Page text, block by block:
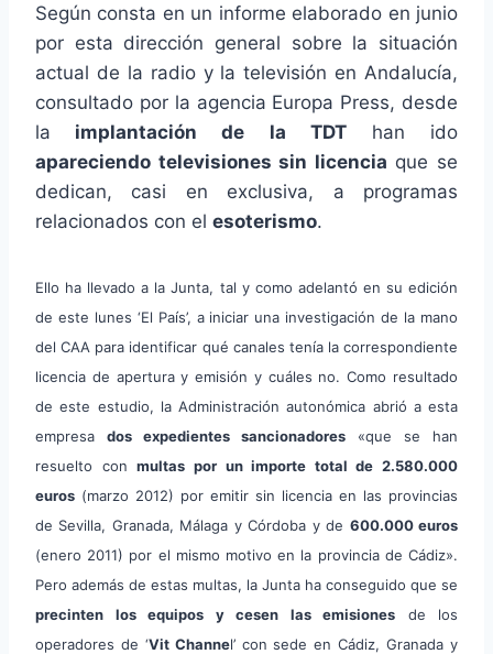
Según consta en un informe elaborado en junio
por esta dirección general sobre la situación
actual de la radio y la televisión en Andalucía,
consultado por la agencia Europa Press, desde
la implantación de la TDThan ido
apareciendo televisiones sin licencia que se
dedican, casi en exclusiva, a programas
relacionados con el esoterismo.
Ello ha llevado a la Junta, tal y como adelantó en su edición
de este lunes ‘El País’, a iniciar una investigación de la mano
del CAA para identificar qué canales tenía la correspondiente
licencia de apertura y emisión y cuáles no. Como resultado
de este estudio, la Administración autonómica abrió a esta
empresa dos expedientes sancionadores «que se han
resuelto conmultas por un importe total de 2.580.000
euros (marzo 2012) por emitir sin licencia en las provincias
de Sevilla, Granada, Málaga y Córdoba y de 600.000 euros
(enero 2011) por el mismo motivo en la provincia de Cádiz».
Pero además de estas multas, la Junta ha conseguido que se
precinten los equipos y cesen las emisiones de los
operadores de ‘Vit Channel’ con sede en Cádiz, Granada y